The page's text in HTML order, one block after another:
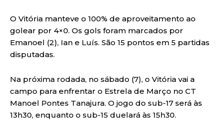
O Vitória manteve o 100% de aproveitamento ao
golear por 4×0. Os gols foram marcados por
Emanoel (2), Ian e Luís. São 15 pontos em 5 partidas
disputadas.
Na próxima rodada, no sábado (7), o Vitória vai a
campo para enfrentar o Estrela de Março no CT
Manoel Pontes Tanajura. O jogo do sub-17 será às
13h30, enquanto o sub-15 duelará às 15h30.